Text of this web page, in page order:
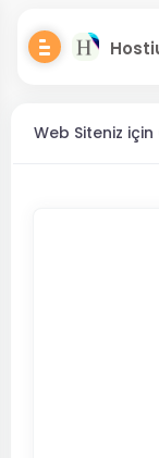
Web Siteniz için